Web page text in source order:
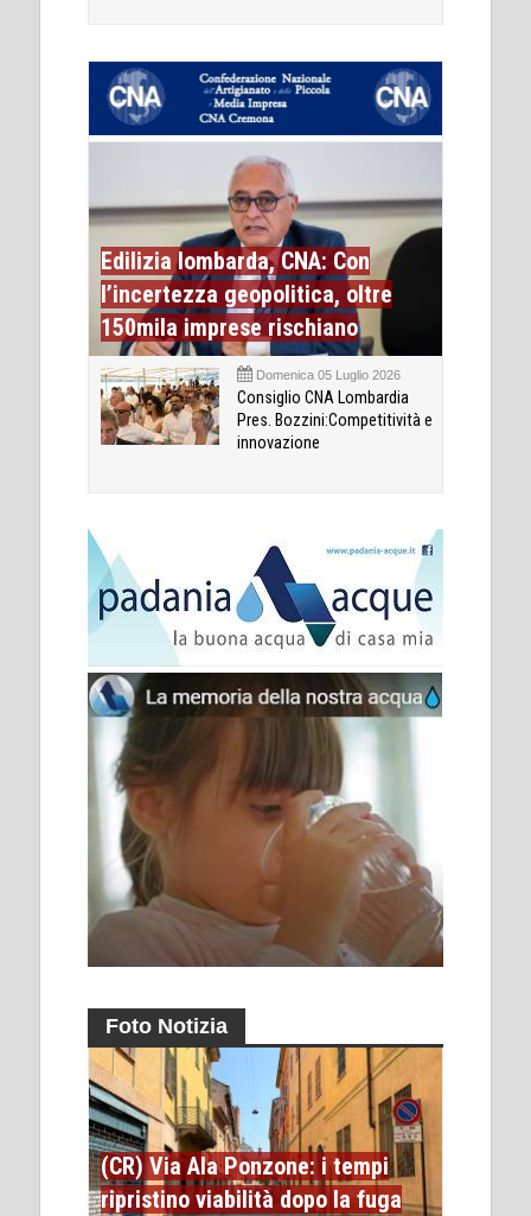
Edilizia lombarda, CNA: Con
l’incertezza geopolitica, oltre
150mila imprese rischiano
Domenica 05 Luglio 2026
Consiglio CNA Lombardia
Pres. Bozzini:Competitività e
innovazione
Foto Notizia
(CR) Via Ala Ponzone: i tempi
ripristino viabilità dopo la fuga